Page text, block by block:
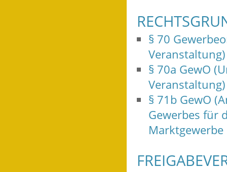
§ 70
Veranstaltung)
§ 70a GewO
Veranstaltung)
§ 71b GewO
Gewerbes für
Marktgewerbe